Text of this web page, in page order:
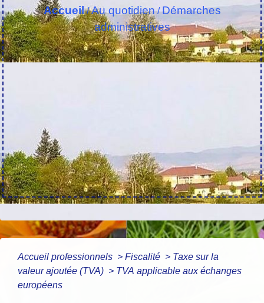
Accueil/Au quotidien/Démarches
administratives
Accueil professionnels > Fiscalité > Taxe sur la
valeur ajoutée (TVA) > TVA applicable aux échanges
européens